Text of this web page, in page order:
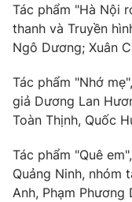
Tác phẩm "Hà Nội
thanh và Truyền
Ngô Dương; Xuân
Tác phẩm "Nhớ
giả Dương Lan
Toàn Thịnh, Quốc
Tác phẩm "Quê
Quảng Ninh, nhóm
Anh, Phạm Phương